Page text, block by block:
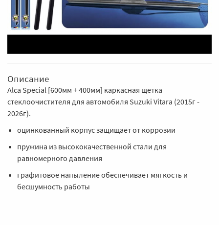
Описание
Alca Special [600мм + 400мм] каркасная щетка
стеклоочистителя для автомобиля Suzuki Vitara (2015г -
2026г).
оцинкованный корпус защищает от коррозии
пружина из высококачественной стали для
равномерного давления
графитовое напыление обеспечивает мягкость и
бесшумность работы